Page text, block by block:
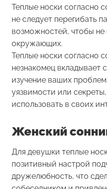
Теплые носки согласно
не следует перегибать
возможностей, чтобы не
окружающих.
Теплые носки согласно
незнакомец вкладывает
изучение ваших
уязвимости или
использовать в своих
Женский
Для девушки теплые
позитивный настрой
дружелюбность, что